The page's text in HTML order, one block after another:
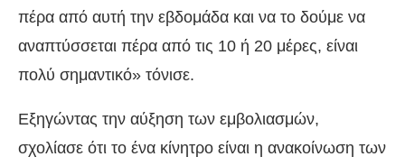
πέρα από αυτή την εβδομάδα και να το δούμε να
αναπτύσσεται πέρα από τις 10 ή 20 μέρες, είναι
πολύ σημαντικό» τόνισε.
Εξηγώντας την αύξηση των εμβολιασμών,
σχολίασε ότι το ένα κίνητρο είναι η ανακοίνωση των